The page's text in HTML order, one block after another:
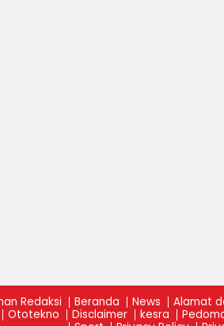
Redaksi Beranda News Alamat
Ototekno Disclaimer kesra